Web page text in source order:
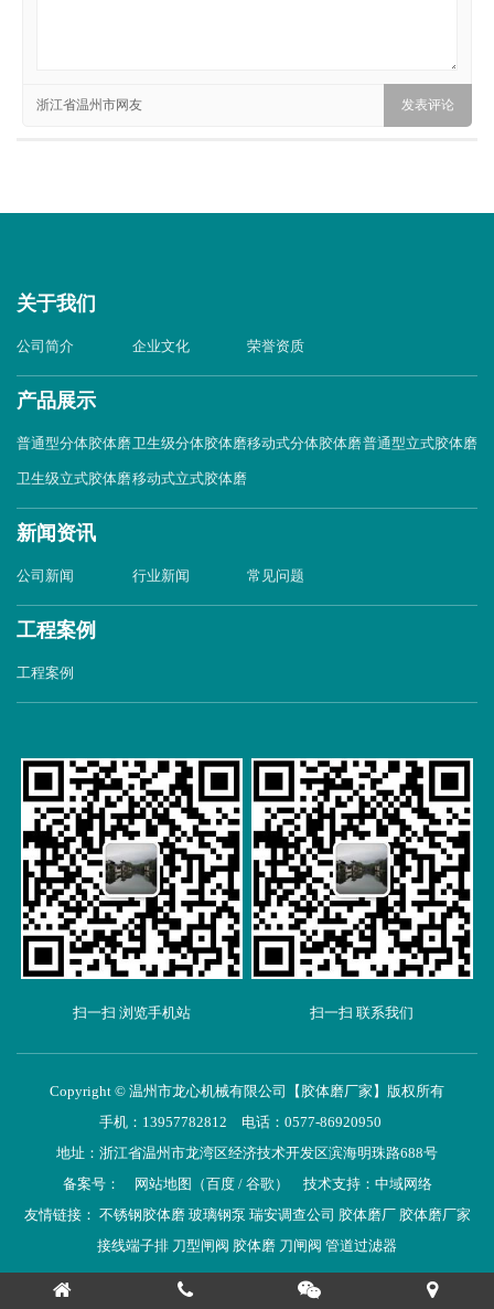
浙江省温州市网友
关于我们
公司简介 企业文化 荣誉资质
产品展示
普通型分体胶体磨卫生级分体胶体磨移动式分体胶体磨普通型立式胶体磨
卫生级立式胶体磨移动式立式胶体磨
新闻资讯
公司新闻 行业新闻 常见问题
工程案例
工程案例
扫一扫 浏览手机站 扫一扫 联系我们
Copyright © 温州市龙心机械有限公司【胶体磨厂家】版权所有
手机：13957782812 电话：0577-86920950
地址：浙江省温州市龙湾区经济技术开发区滨海明珠路688号
备案号：
网站地图 （百度/ 谷歌 ） 技术支持： 中域网络
友情链接： 不锈钢胶体磨 玻璃钢泵 瑞安调查公司 胶体磨厂 胶体磨厂家
接线端子排 刀型闸阀 胶体磨 刀闸阀 管道过滤器